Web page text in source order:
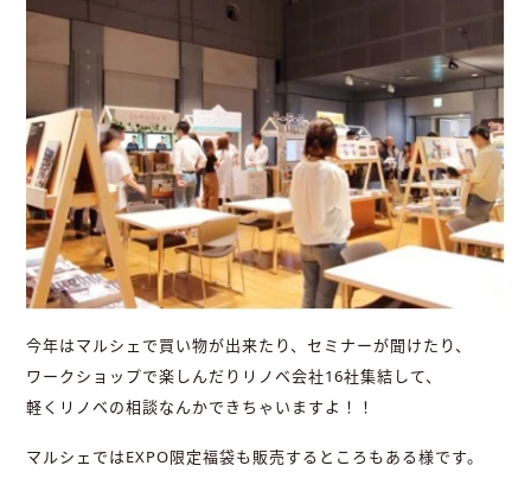
今年はマルシェで買い物が出来たり、セミナーが聞けたり、
ワークショップで楽しんだりリノベ会社16社集結して、
軽くリノベの相談なんかできちゃいますよ！！
マルシェではEXPO限定福袋も販売するところもある様です。